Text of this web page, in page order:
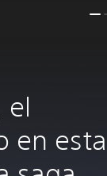
el
en esta